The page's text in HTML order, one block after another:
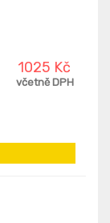
1025 Kč
včetně DPH